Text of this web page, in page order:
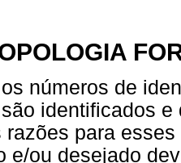
números de
identificados
razões para
e/ou desejado